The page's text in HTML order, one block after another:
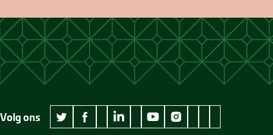
Volg ons
twitter Museum Jan Cunen
facebook Museum Jan Cunen
wikipedia Museum Jan Cunen
linkedin Museum Jan Cunen
googleplus Museum Jan Cunen
youtube Museum Jan Cunen
instagram Museum